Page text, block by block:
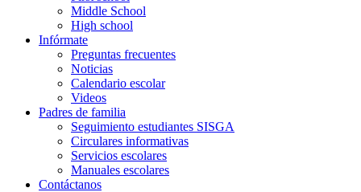
Middle School
High school
Infórmate
Preguntas frecuentes
Noticias
Calendario escolar
Videos
Padres de familia
Seguimiento estudiantes SISGA
Circulares informativas
Servicios escolares
Manuales escolares
Contáctanos